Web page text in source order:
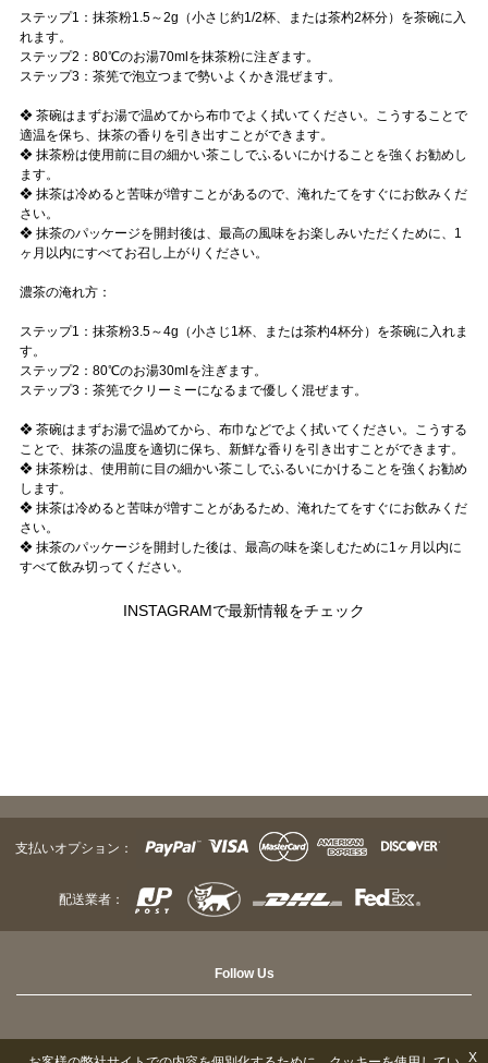
ステップ1：抹茶粉1.5～2g（小さじ約1/2杯、または茶杓2杯分）を茶碗に入
れます。
ステップ2：80℃のお湯70mlを抹茶粉に注ぎます。
ステップ3：茶筅で泡立つまで勢いよくかき混ぜます。
❖ 茶碗はまずお湯で温めてから布巾でよく拭いてください。こうすることで
適温を保ち、抹茶の香りを引き出すことができます。
❖ 抹茶粉は使用前に目の細かい茶こしでふるいにかけることを強くお勧めし
ます。
❖ 抹茶は冷めると苦味が増すことがあるので、淹れたてをすぐにお飲みくだ
さい。
❖ 抹茶のパッケージを開封後は、最高の風味をお楽しみいただくために、1
ヶ月以内にすべてお召し上がりください。
濃茶の淹れ方：
ステップ1：抹茶粉3.5～4g（小さじ1杯、または茶杓4杯分）を茶碗に入れま
す。
ステップ2：80℃のお湯30mlを注ぎます。
ステップ3：茶筅でクリーミーになるまで優しく混ぜます。
❖ 茶碗はまずお湯で温めてから、布巾などでよく拭いてください。こうする
ことで、抹茶の温度を適切に保ち、新鮮な香りを引き出すことができます。
❖ 抹茶粉は、使用前に目の細かい茶こしでふるいにかけることを強くお勧め
します。
❖ 抹茶は冷めると苦味が増すことがあるため、淹れたてをすぐにお飲みくだ
さい。
❖ 抹茶のパッケージを開封した後は、最高の味を楽しむために1ヶ月以内に
すべて飲み切ってください。
INSTAGRAMで最新情報をチェック
支払いオプション：
配送業者：
Follow Us
X